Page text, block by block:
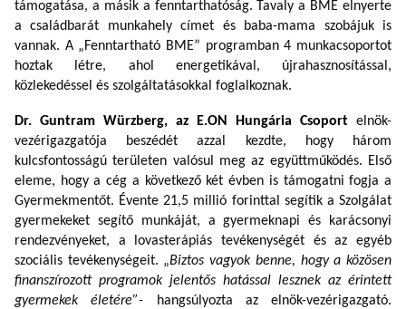
támogatása, a másik a fenntarthatóság. Tavaly a BME elnyerte
a családbarát munkahely címet és baba-mama szobájuk is
vannak. A „Fenntartható BME” programban 4 munkacsoportot
hoztak létre, ahol energetikával, újrahasznosítással,
közlekedéssel és szolgáltatásokkal foglalkoznak.
Dr. Guntram Würzberg, az E.ON Hungária Csoport elnök-
vezérigazgatója beszédét azzal kezdte, hogy három
kulcsfontosságú területen valósul meg az együttműködés. Első
eleme, hogy a cég a következő két évben is támogatni fogja a
Gyermekmentőt. Évente 21,5 millió forinttal segítik a Szolgálat
gyermekeket segítő munkáját, a gyermeknapi és karácsonyi
rendezvényeket, a lovasterápiás tevékenységét és az egyéb
szociális tevékenységeit. „Biztos vagyok benne, hogy a közösen
finanszírozott programok jelentős hatással lesznek az érintett
gyermekek életére”-
hangsúlyozta az elnök-vezérigazgató.